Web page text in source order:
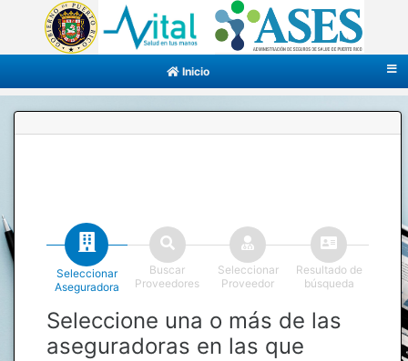
Inicio
Seleccionar
Aseguradora
Buscar
Proveedores
Seleccionar
Proveedor
Resultado de
búsqueda
Seleccione una o más de las
aseguradoras en las que